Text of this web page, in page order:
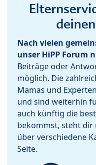
Nach vielen
unser HiPP Forum
Beiträge oder
möglich. Die
Mamas und
und sind weiterhin
auch künftig die
bekommst, steht dir
über verschiedene
Seite.